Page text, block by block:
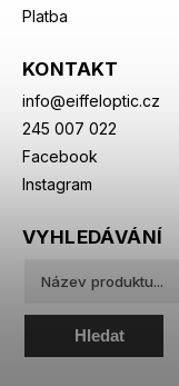
Platba
KONTAKT
info@eiffeloptic.cz
245 007 022
Facebook
Instagram
VYHLEDÁVÁNÍ
Hledat